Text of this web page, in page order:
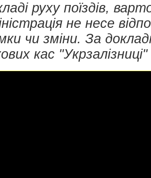
руху поїздів,
не несе
чи зміни. За
кас